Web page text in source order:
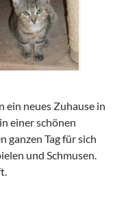
ein neues Zuhause in
einer schönen
ganzen Tag für sich
und Schmusen.